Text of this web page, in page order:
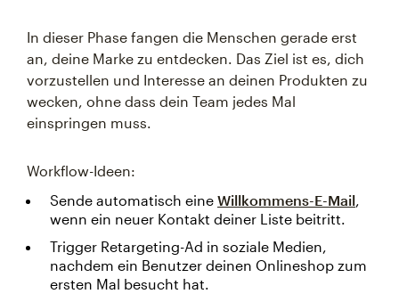
In dieser Phase fangen die Menschen gerade erst
an, deine Marke zu entdecken. Das Ziel ist es, dich
vorzustellen und Interesse an deinen Produkten zu
wecken, ohne dass dein Team jedes Mal
einspringen muss.
Workflow-Ideen:
Sende automatisch eine Willkommens-E-Mail,
wenn ein neuer Kontakt deiner Liste beitritt.
Trigger Retargeting-Ad in soziale Medien,
nachdem ein Benutzer deinen Onlineshop zum
ersten Mal besucht hat.